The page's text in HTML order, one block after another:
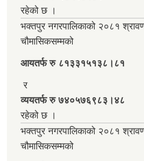
रहेको छ ।
भक्तपुर नगरपालिकाको २०८१
चौमासिकसम्मको
आयतर्फ रु‌ ८१३३१५१३८।८१
र
व्ययतर्फ रु ७४०५७६९८३।४८
रहेको छ ।
भक्तपुर नगरपालिकाको २०८१
चौमासिकसम्मको